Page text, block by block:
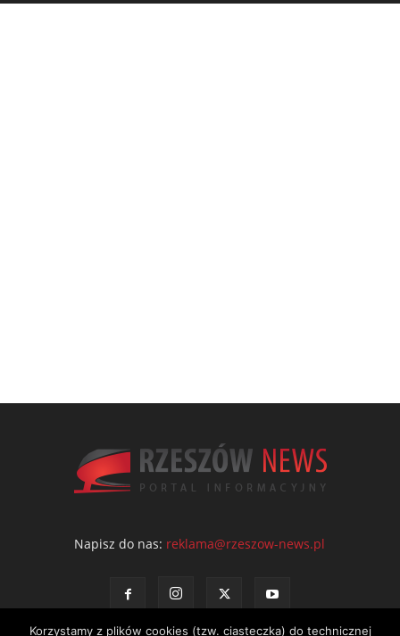
Napisz do nas: reklama@rzeszow-news.pl
Korzystamy z plików cookies (tzw. ciasteczka) do technicznej